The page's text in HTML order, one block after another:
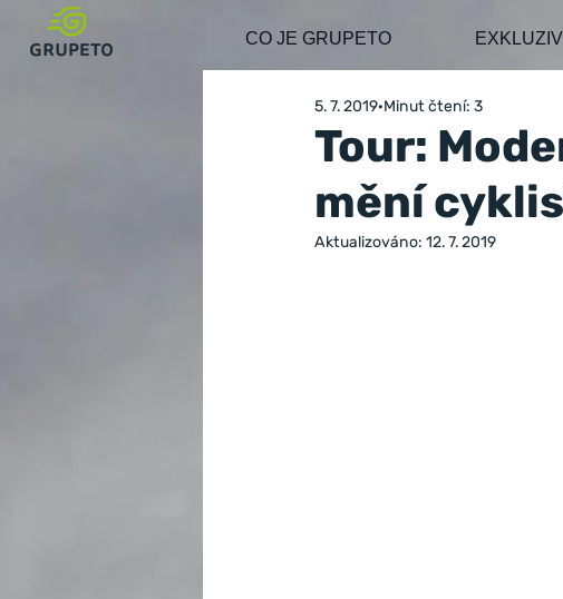
CO JE GRUPETO
Tour:
mění
5. 7. 2019 Minut čtení: 3
Aktualizováno: 12. 7. 2019